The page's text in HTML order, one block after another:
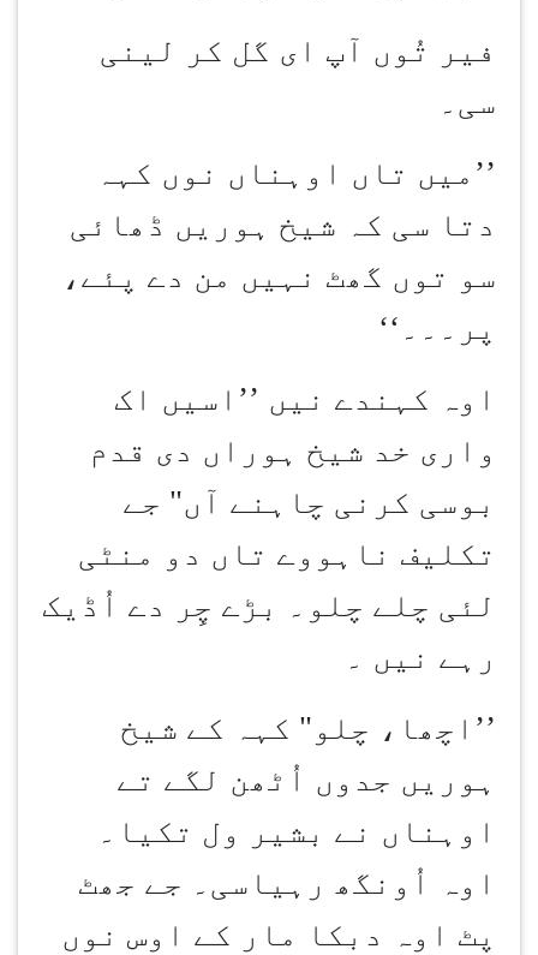
فیر تُوں آپ ای گل کر لینی
سی۔
’’ میں تاں اوہناں نوں کہہ
دتا سی کہ شیخ ہوریں ڈھائی
سو توں گھٹ نہیں من دے پئے،
پر۔۔۔ ‘‘
اوہ کہندے نیں ’’اسیں اک
واری خد شیخ ہوراں دی قدم
بوسی کرنی چاہنے آں" جے
تکلیف ناہووے تاں دو منٹی
لئی چلے چلو۔ بڑے چِر دے اُڈیک
رہے نیں ۔
’’ اچھا، چلو" کہہ کے شیخ
ہوریں جدوں اُٹھن لگے تے
اوہناں نے بشیر ول تکیا۔
اوہ اُونگھ رہیاسی۔ جے جھٹ
پٹ اوہ دبکا مار کے اوس نوں